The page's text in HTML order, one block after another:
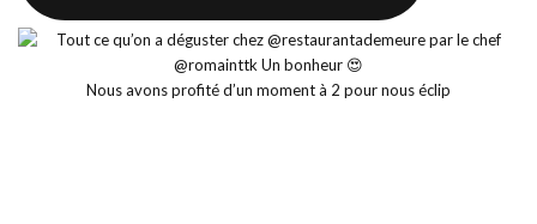
Nous avons profité d’un moment à 2 pour nous éclip